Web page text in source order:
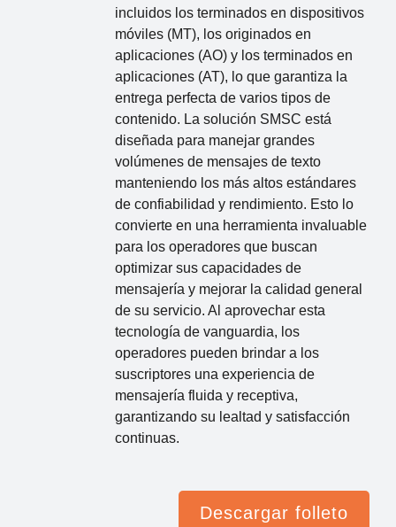
incluidos los terminados en dispositivos
móviles (MT), los originados en
aplicaciones (AO) y los terminados en
aplicaciones (AT), lo que garantiza la
entrega perfecta de varios tipos de
contenido. La solución SMSC está
diseñada para manejar grandes
volúmenes de mensajes de texto
manteniendo los más altos estándares
de confiabilidad y rendimiento. Esto lo
convierte en una herramienta invaluable
para los operadores que buscan
optimizar sus capacidades de
mensajería y mejorar la calidad general
de su servicio. Al aprovechar esta
tecnología de vanguardia, los
operadores pueden brindar a los
suscriptores una experiencia de
mensajería fluida y receptiva,
garantizando su lealtad y satisfacción
continuas.
Descargar folleto